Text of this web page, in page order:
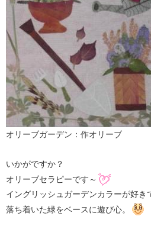
オリーブガーデン：作オリーブ
いかがですか？
オリーブセラピーです～
イングリッシュガーデンカラーが好き
落ち着いた緑をベースに遊び心。